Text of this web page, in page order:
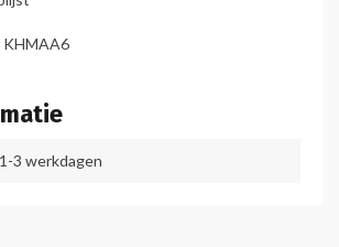
KHMAA6
1-3 werkdagen